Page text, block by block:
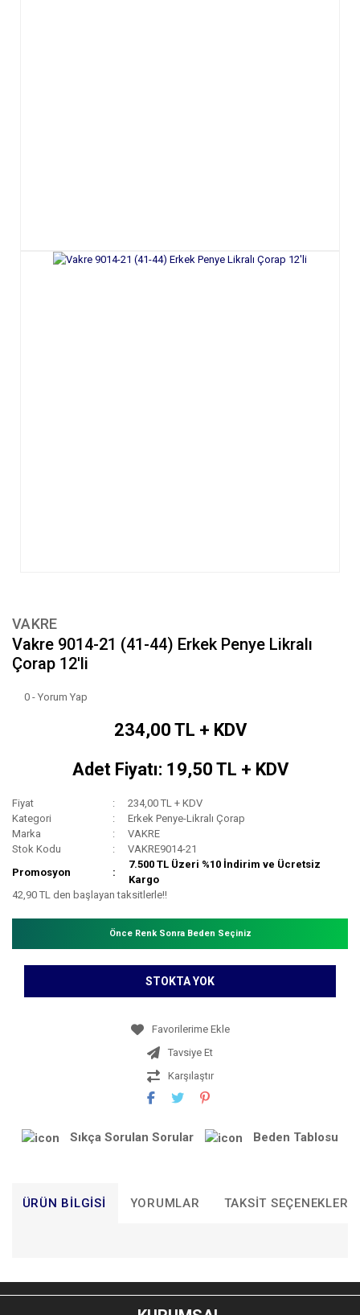
VAKRE
Vakre 9014-21 (41-44) Erkek Penye Likralı
Çorap 12'li
0 - Yorum Yap
234,00 TL + KDV
Adet Fiyatı: 19,50 TL + KDV
Fiyat
234,00 TL + KDV
Kategori
Erkek Penye-Likralı Çorap
Marka
VAKRE
Stok Kodu
VAKRE9014-21
Promosyon
7.500 TL Üzeri %10 İndirim ve Ücretsiz
Kargo
42,90 TL den başlayan taksitlerle!!
Önce Renk Sonra Beden Seçiniz
STOKTA YOK
Tavsiye Et
Karşılaştır
Sıkça Sorulan Sorular Beden Tablosu
ÜRÜN BILGISI YORUMLAR TAKSIT SEÇENEKLERI
Bu ürünün fiyat bilgisi, resim, ürün açıklamalarında ve diğer
konularda yetersiz gördüğünüz noktaları öneri formunu
kullanarak tarafımıza iletebilirsiniz.